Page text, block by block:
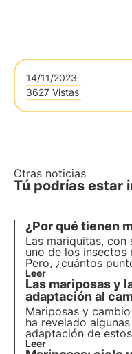
14/11/2023
3627 Vistas
Otras noticias
Tú podrías estar
¿Por qué tienen
Las mariquitas,
uno de los insectos
Pero, ¿cuántos
es su función? ¿Y
estudios
responderemos a
sobre este tema.
Leer
Las mariposas y
adaptación al
Mariposas y
ha revelado
adaptación de
España y el Reino
Leer